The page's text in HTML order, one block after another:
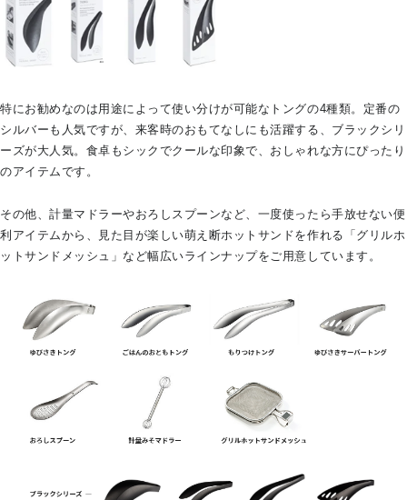
特にお勧めなのは用途によって使い分けが可能なトングの4種類。定番の
シルバーも人気ですが、来客時のおもてなしにも活躍する、ブラックシリ
ーズが大人気。食卓もシックでクールな印象で、おしゃれな方にぴったり
のアイテムです。
その他、計量マドラーやおろしスプーンなど、一度使ったら手放せない便
利アイテムから、見た目が楽しい萌え断ホットサンドを作れる「グリルホ
ットサンドメッシュ」など幅広いラインナップをご用意しています。